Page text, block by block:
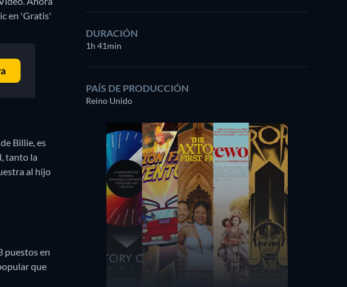
en 'Gratis'
Billie, es
tanto la
al hijo
DURACIÓN
1h 41min
PAÍS DE PRODUCCIÓN
Reino Unido
puestos en
que